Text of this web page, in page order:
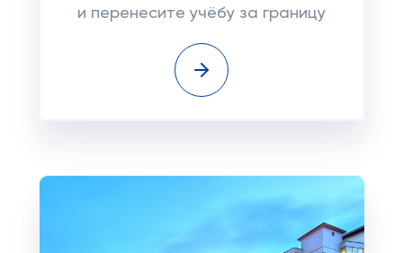
и перенесите учёбу за границу